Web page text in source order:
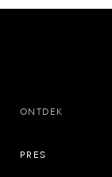
ONTDEK
PRES